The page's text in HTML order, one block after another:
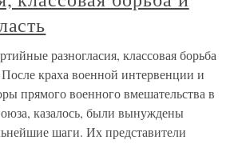
разногласия, классовая борьба
После краха военной интервенции и
прямого военного вмешательства в
казалось, были вынуждены
шаги. Их представители